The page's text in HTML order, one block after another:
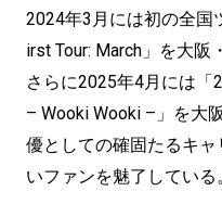
2024年3月には初の全国
irst Tour: March」を大阪
さらに2025年4月には「
– Wooki Wooki –」を大
優としての確固たるキ
いファンを魅了している